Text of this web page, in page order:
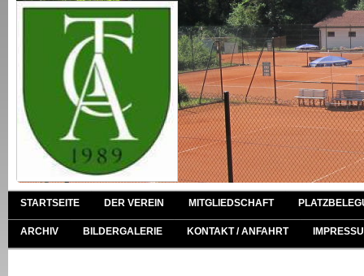
STARTSEITE DER VEREIN MITGLIEDSCHAFT
ARCHIV BILDERGALERIE KONTAKT / ANFAHRT